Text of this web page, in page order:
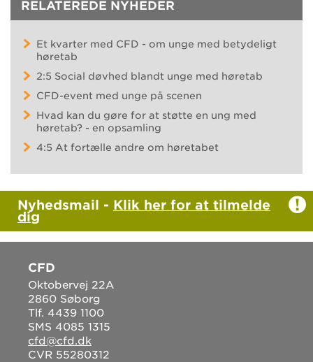
RELATEREDE NYHEDER
Et kvarter med CFD - om unge med betydeligt
høretab
2:5 Social døvhed blandt unge med høretab
CFD-event med unge på scenen
Hvad kan du gøre for at støtte en ung med
høretab? - en opsamling
4:5 At fortælle andre om høretabet
Nyhedsmail - Klik her for at tilmelde
dig
CFD
Oktobervej 22A
2860 Søborg
Tlf. 4439 1100
SMS 4085 1315
cfd@cfd.dk
CVR 55280312